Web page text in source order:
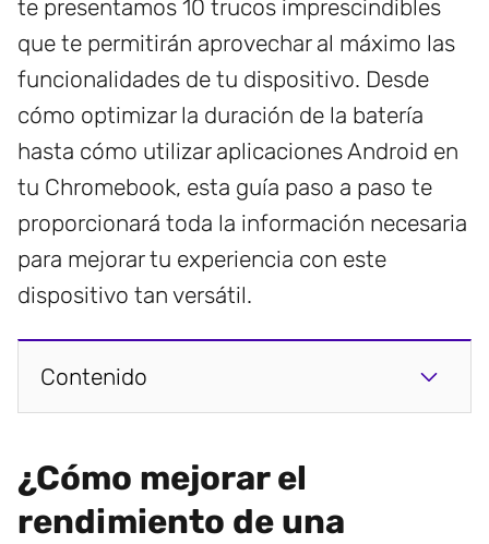
te presentamos 10 trucos imprescindibles
que te permitirán aprovechar al máximo las
funcionalidades de tu dispositivo. Desde
cómo optimizar la duración de la batería
hasta cómo utilizar aplicaciones Android en
tu Chromebook, esta guía paso a paso te
proporcionará toda la información necesaria
para mejorar tu experiencia con este
dispositivo tan versátil.
Contenido
¿Cómo mejorar el
rendimiento de una